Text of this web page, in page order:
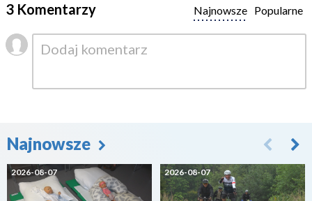
3 Komentarzy Popularne
Najnowsze
Najnowsze
2026-08-07 2026-08-07